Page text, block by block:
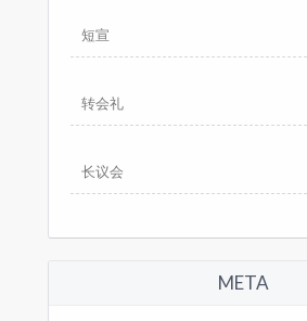
短宣
转会礼
长议会
META